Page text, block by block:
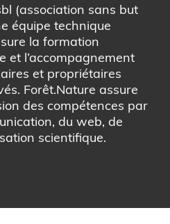
(association sans but
équipe technique
la formation
et l’accompagnement
et propriétaires
Forêt.Nature assure
des compétences par
du web, de
scientifique.